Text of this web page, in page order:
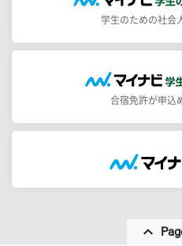
学生のための社会
合宿免許が申込